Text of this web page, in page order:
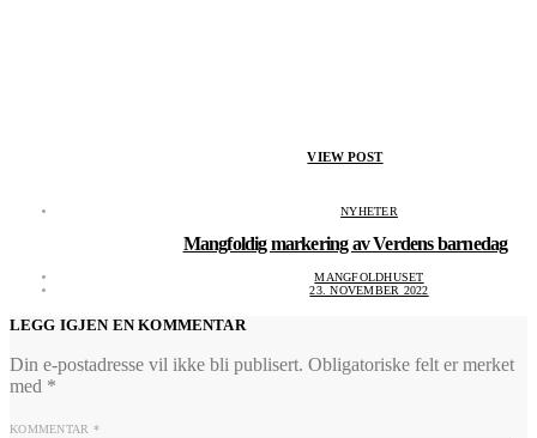
VIEW POST
NYHETER
Mangfoldig markering av Verdens barnedag
MANGFOLDHUSET
23. NOVEMBER 2022
LEGG IGJEN EN KOMMENTAR
Din e-postadresse vil ikke bli publisert. Obligatoriske felt er merket
med *
KOMMENTAR *